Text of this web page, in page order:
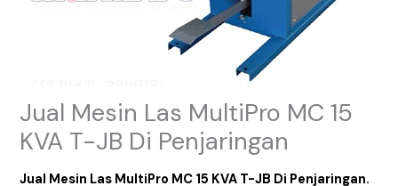
Jual Mesin Las MultiPro MC 15
KVA T-JB Di Penjaringan
Jual Mesin Las MultiPro MC 15 KVA T-JB Di Penjaringan.